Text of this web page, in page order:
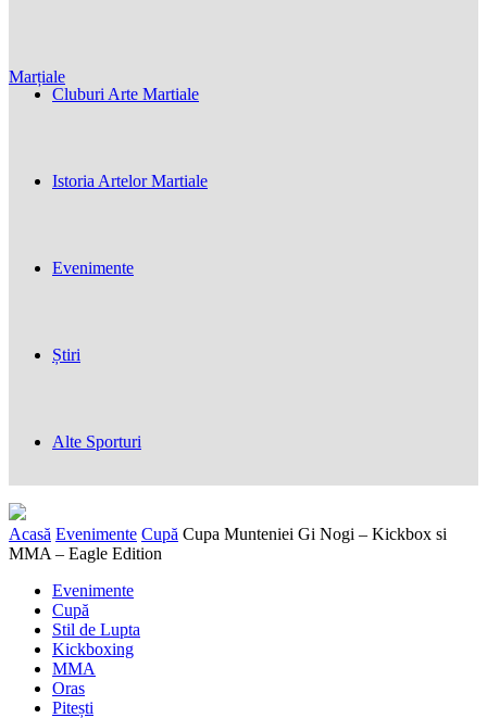
Marțiale
Cluburi Arte Martiale
Istoria Artelor Martiale
Evenimente
Știri
Alte Sporturi
Acasă Evenimente Cupă Cupa Munteniei Gi Nogi – Kickbox si
MMA – Eagle Edition
Evenimente
Cupă
Stil de Lupta
Kickboxing
MMA
Oras
Pitești